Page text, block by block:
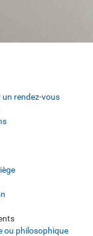
rendez-vous
ou philosophique